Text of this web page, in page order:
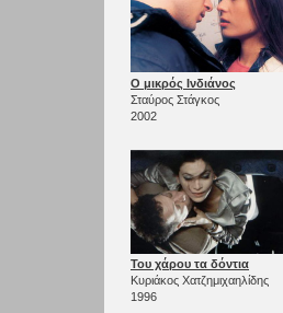
Ο μικρός Ινδιάνος
Σταύρος Στάγκος
2002
Του χάρου τα δόντια
Κυριάκος Χατζημιχαηλίδης
1996